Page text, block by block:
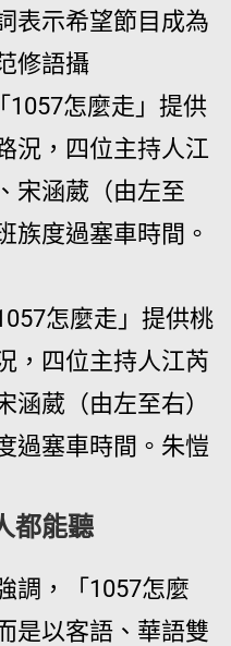
表示希望節目成為
修語攝
怎麼走」提供桃
，四位主持人江芮
涵葳（由左至右）
過塞車時間。朱愷
都能聽
調，「1057怎麼
是以客語、華語雙